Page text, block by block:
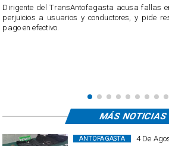
​Dirigente del TransAntofagasta acusa fallas
perjuicios a usuarios y conductores, y pide
pago en efectivo.
4 De
ANTOFAGASTA
MÁS NOTICIAS